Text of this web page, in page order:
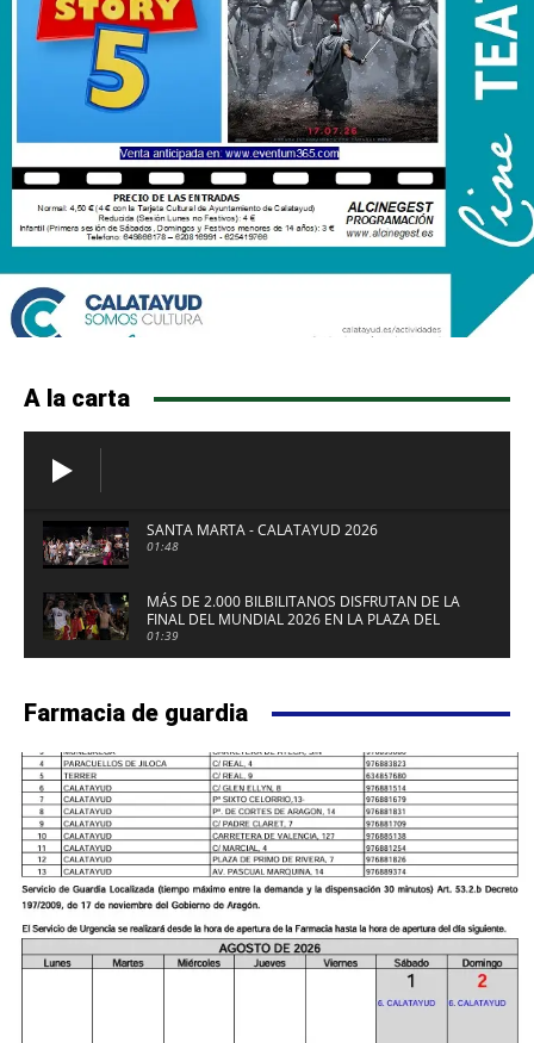
A la carta
SANTA MARTA - CALATAYUD 2026
01:48
MÁS DE 2.000 BILBILITANOS DISFRUTAN DE LA
FINAL DEL MUNDIAL 2026 EN LA PLAZA DEL
FUERTE DE CALATAYUD
01:39
Farmacia de guardia